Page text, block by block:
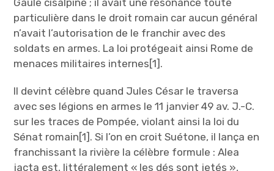
Gaule cisalpine ; il avait une résonance toute
particulière dans le droit romain car aucun général
n’avait l’autorisation de le franchir avec des
soldats en armes. La loi protégeait ainsi Rome de
menaces militaires internes[1].
Il devint célèbre quand Jules César le traversa
avec ses légions en armes le 11 janvier 49 av. J.-C.
sur les traces de Pompée, violant ainsi la loi du
Sénat romain[1]. Si l’on en croit Suétone, il lança en
franchissant la rivière la célèbre formule : Alea
jacta est, littéralement « les dés sont jetés »,